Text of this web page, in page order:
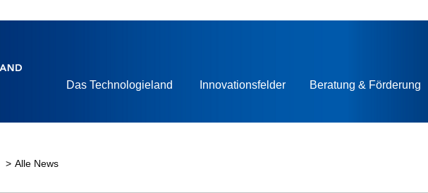
Das Technologieland Innovationsfelder Beratung & Förderung
Alle News